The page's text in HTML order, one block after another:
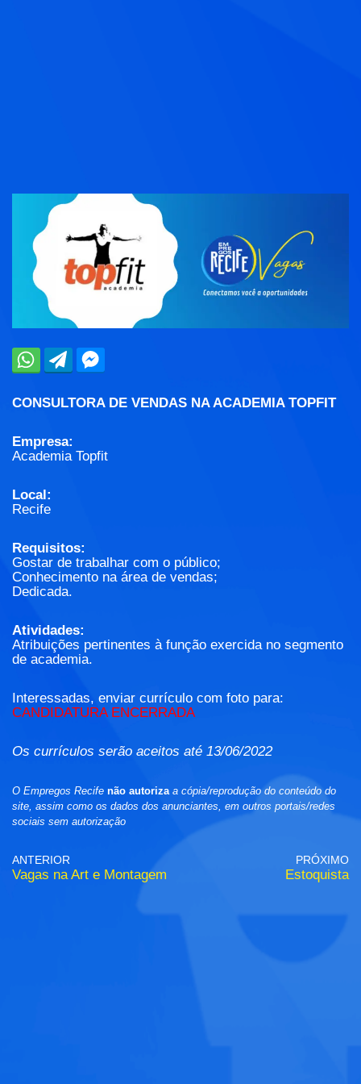
CONSULTORA DE VENDAS NA ACADEMIA TOPFIT
Empresa:
Academia Topfit
Local:
Recife
Requisitos:
Gostar de trabalhar com o público;
Conhecimento na área de vendas;
Dedicada.
Atividades:
Atribuições pertinentes à função exercida no segmento
de academia.
Interessadas, enviar currículo com foto para:
CANDIDATURA ENCERRADA
Os currículos serão aceitos até 13/06/2022
O Empregos Recife não autorizaa cópia/reprodução do conteúdo do
site, assim como os dados dos anunciantes, em outros portais/redes
sociais sem autorização
ANTERIOR
Vagas na Art e Montagem
PRÓXIMO
Estoquista